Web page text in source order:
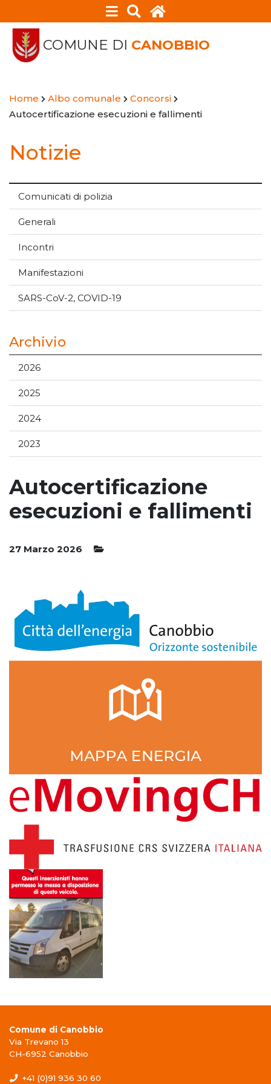
COMUNE DI CANOBBIO
Home Albo comunale
Concorsi
Autocertificazione esecuzioni e fallimenti
Notizie
Comunicati di polizia
Generali
Incontri
Manifestazioni
SARS-CoV-2, COVID-19
Archivio
2026
2025
2024
2023
Autocertificazione
esecuzioni e fallimenti
27 Marzo 2026
Comune di Canobbio
Via Trevano 13
CH-6952 Canobbio
+41 (0)91 936 30 60